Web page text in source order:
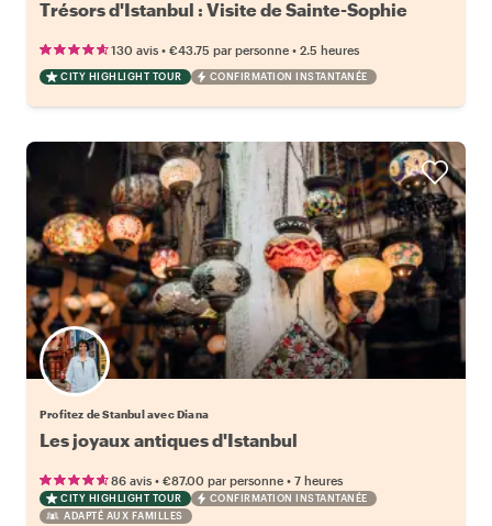
Trésors d'Istanbul : Visite de Sainte-Sophie
130 avis • €43.75 par personne • 2.5 heures
CITY HIGHLIGHT TOUR CONFIRMATION INSTANTANÉE
Profitez de Stanbul avec Diana
Les joyaux antiques d'Istanbul
86 avis • €87.00 par personne • 7 heures
CITY HIGHLIGHT TOUR
CONFIRMATION INSTANTANÉE
ADAPTÉ AUX FAMILLES